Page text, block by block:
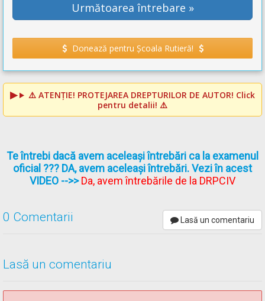
Următoarea întrebare »
Donează pentru Școala Rutieră!
⚠️ ATENȚIE! PROTEJAREA DREPTURILOR DE AUTOR! Click
pentru detalii! ⚠️
Te întrebi dacă avem aceleași întrebări ca la examenul
oficial ??? DA, avem aceleași întrebări. Vezi în acest
VIDEO -->>Da, avem întrebările de la DRPCIV
0 Comentarii Lasă un comentariu
Lasă un comentariu